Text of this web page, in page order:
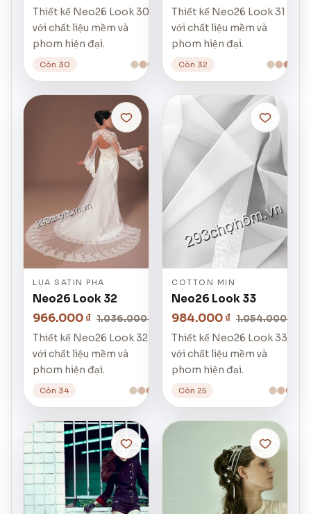
Thiết kế Neo26 Look 30
với chất liệu mềm và
phom hiện đại.
Còn 30
Thiết kế Neo26 Look 31
với chất liệu mềm và
phom hiện đại.
Còn 32
LỤA SATIN PHA
Neo26 Look 32
966.000 ₫ 1.036.000 ₫
Thiết kế Neo26 Look 32
với chất liệu mềm và
phom hiện đại.
Còn 34
COTTON MỊN
Neo26 Look 33
984.000 ₫ 1.054.000 ₫
Thiết kế Neo26 Look 33
với chất liệu mềm và
phom hiện đại.
Còn 25